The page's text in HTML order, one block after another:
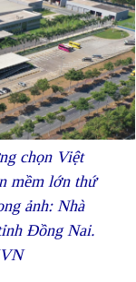
chọn Việt
mềm lớn thứ
ảnh: Nhà
Đồng Nai.